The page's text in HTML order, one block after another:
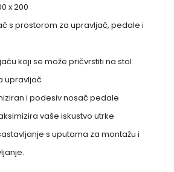
x 200
s prostorom za upravljač, pedale i
koji se može pričvrstiti na stol
upravljač
i podesiv nosač pedale
vaše iskustvo utrke
s uputama za montažu i